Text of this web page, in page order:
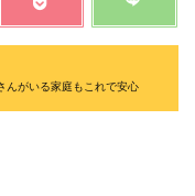
んがいる家庭もこれで安心